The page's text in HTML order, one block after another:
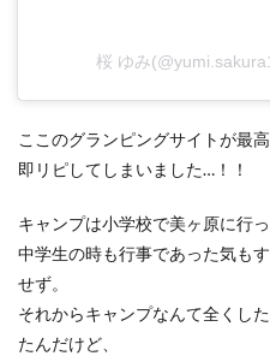
桜 ゆみ
ここのグランピングサイトが最
即リピしてしまいました…！！
キャンプは小学校で美ヶ原に行
中学生の時も行事であった気も
せず。
それからキャンプなんて全くし
たんだけど、